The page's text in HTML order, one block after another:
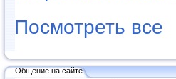
Посмотреть все
Общение на сайте